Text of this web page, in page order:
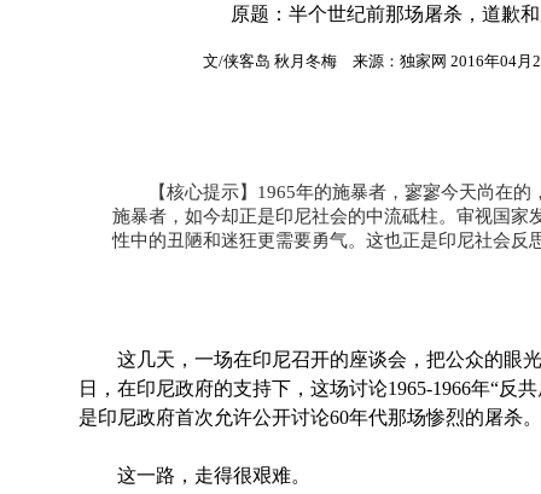
原题：半个世纪前那场屠杀，道歉
文/侠客岛 秋月冬梅 来源：独家网 2016年04
【核心提示】1965年的施暴者，寥寥今天尚在的
施暴者，如今却正是印尼社会的中流砥柱。审视国家
性中的丑陋和迷狂更需要勇气。这也正是印尼社会反
这几天，一场在印尼召开的座谈会，把公众的眼光
日，在印尼政府的支持下，这场讨论1965-1966年“反
是印尼政府首次允许公开讨论60年代那场惨烈的屠杀。
这一路，走得很艰难。